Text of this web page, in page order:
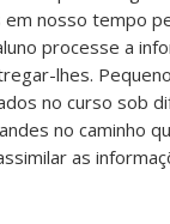
nosso tempo
processe a
lhes.
no curso sob
no caminho
as